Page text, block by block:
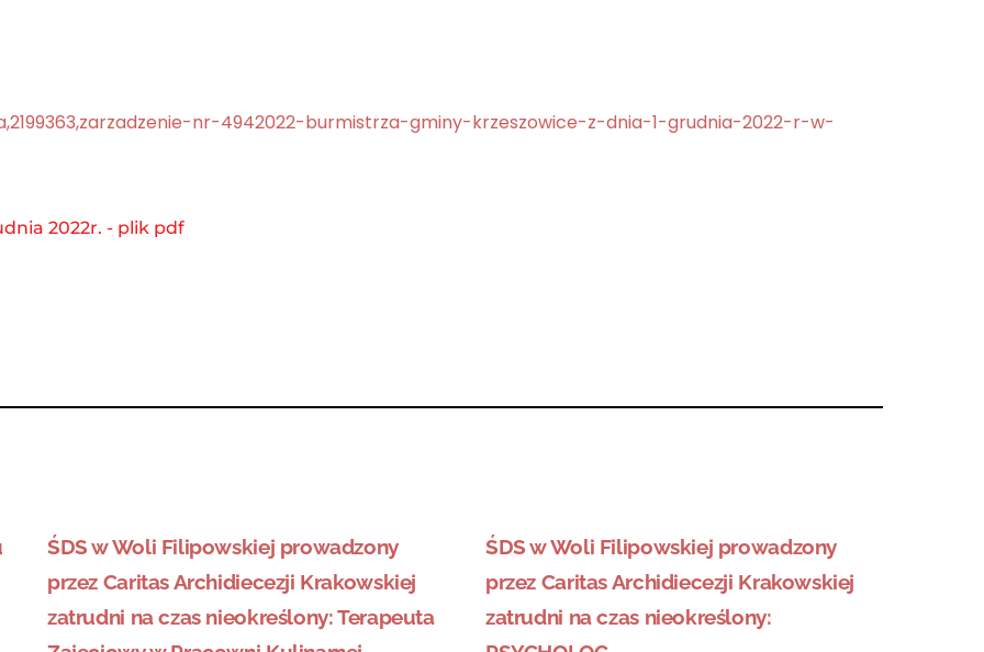
nr-4942022-burmistrza-gminy-krzeszowice-z-dnia-1-grudnia-2022-r-w-
2022r. - plik pdf
ŚDS w Woli Filipowskiej prowadzony
przez Caritas Archidiecezji Krakowskiej
zatrudni na czas nieokreślony: Terapeuta
ŚDS w Woli Filipowskiej prowadzony
przez Caritas Archidiecezji Krakowskiej
zatrudni na czas nieokreślony: